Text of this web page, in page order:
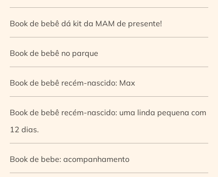
Book de bebê dá kit da MAM de presente!
Book de bebê no parque
Book de bebê recém-nascido: Max
Book de bebê recém-nascido: uma linda pequena com
12 dias.
Book de bebe: acompanhamento